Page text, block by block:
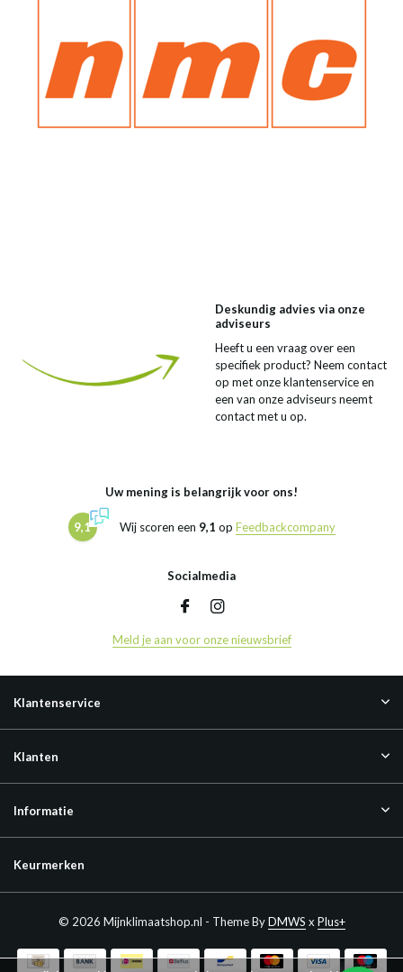
Deskundig advies via onze
adviseurs
Heeft u een vraag over een
specifiek product? Neem contact
op met onze klantenservice en
een van onze adviseurs neemt
contact met u op.
Uw mening is belangrijk voor ons!
9,1 Wij scoren een 9,1 op Feedbackcompany
Socialmedia
Meld je aan voor onze nieuwsbrief
Klantenservice
Klanten
Informatie
Keurmerken
© 2026 Mijnklimaatshop.nl - Theme ByDMWS x Plus+